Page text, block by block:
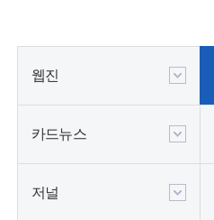
웹진
카드뉴스
저널